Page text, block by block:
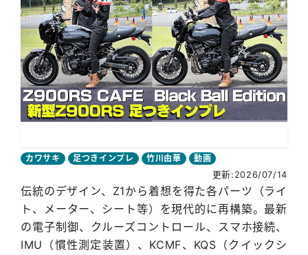
カワサキ 足つきインプレ 竹川由華
動画
更新:2026/07/14
伝統のデザイン、Z1から着想を得た各パーツ（ライ
ト、メーター、シート等）を現代的に再構築。最新
の電子制御、クルーズコントロール、スマホ接続、
IMU（慣性測定装置）、KCMF、KQS（クイックシ